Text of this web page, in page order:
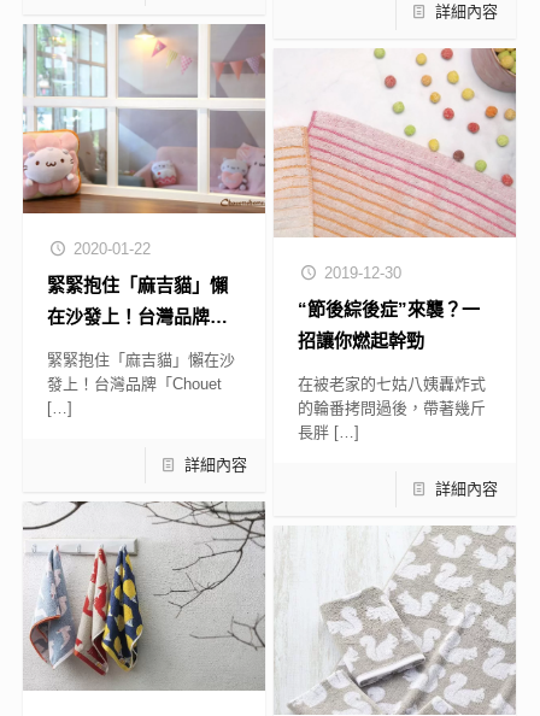
詳細內容
2020-01-22
緊緊抱住「麻吉貓」懶
在沙發上！台灣品牌
「Chouettehome」推
出超暖心寢具
緊緊抱住「麻吉貓」懶在沙
發上！台灣品牌「Chouet
[…]
詳細內容
2019-12-30
“節後綜後症”來襲？一
招讓你燃起幹勁
在被老家的七姑八姨轟炸式
的輪番拷問過後，帶著幾斤
長胖 […]
詳細內容